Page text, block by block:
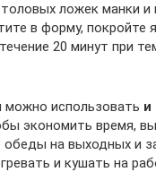
ложек манки и
в форму, покройте
20 минут при
можно использовать и
экономить время,
обеды на выходных и
и кушать на